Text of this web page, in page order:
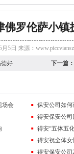
佛罗伦萨小镇
月5日 来源：
好 下一篇：
场会
保安公司如
得安“五体五
得安祝全体